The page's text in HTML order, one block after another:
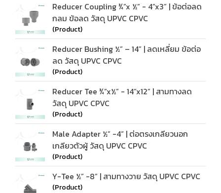
Reducer Coupling ¾”x ½” - 4”x3” | ข้อต่อลด
กลม ข้อลด วัสดุ UPVC CPVC
(Product)
Reducer Bushing ½” – 14” | ลดเหลี่ยม ข้อต่อ
ลด วัสดุ UPVC CPVC
(Product)
Reducer Tee ¾”x½” - 14”x12” | สามทางลด
วัสดุ UPVC CPVC
(Product)
Male Adapter ½” -4” | ต่อตรงเกลียวนอก
เกลียวตัวผู้ วัสดุ UPVC CPVC
(Product)
Y-Tee ½” -8” | สามทางวาย วัสดุ UPVC CPVC
(Product)